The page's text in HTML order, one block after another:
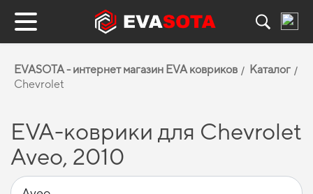
EVASOTA - интернет магазин EVA ковриков
Каталог
Chevrolet
EVA-коврики для Chevrolet
Aveo, 2010